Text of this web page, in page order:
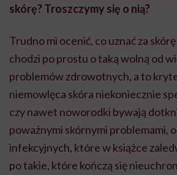
skórę? Troszczymy się o nią?
Trudno mi ocenić, co uznać za
chodzi po prostu o taką wolną od
problemów zdrowotnych, a to
niemowlęca skóra niekoniecznie
czy nawet noworodki bywają
poważnymi skórnymi problemami,
infekcyjnych, które w książce
po takie, które kończą się